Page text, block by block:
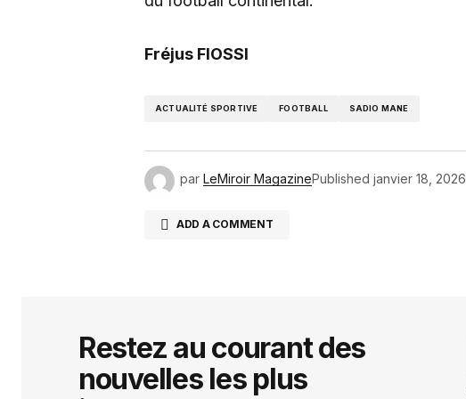
Fréjus FIOSSI
ACTUALITÉ SPORTIVE FOOTBALL SADIO MANE
par LeMiroir MagazinePublished janvier 18, 2026
ADD A COMMENT
Comment *
Restez au courant des
nouvelles les plus